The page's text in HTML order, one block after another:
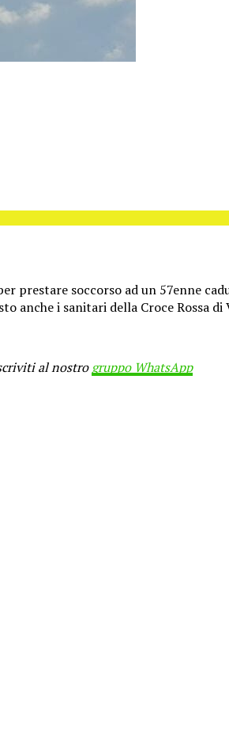
prestare soccorso ad un 57enne
anche i sanitari della Croce Rossa
al nostrogruppo WhatsApp